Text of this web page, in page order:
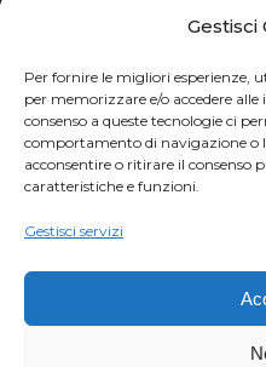
Gestisci
Per fornire le migliori esperienze,
per memorizzare e/o accedere
consenso a queste tecnologie ci
comportamento di navigazione o
acconsentire o ritirare il consenso
caratteristiche e funzioni.
Gestisci servizi
MARCO
MARTINO FRUET MATHIEU VAN
MIRKO CELESTINO
PARCO NAZIONALE
SIMONE MORO
TOUR DE